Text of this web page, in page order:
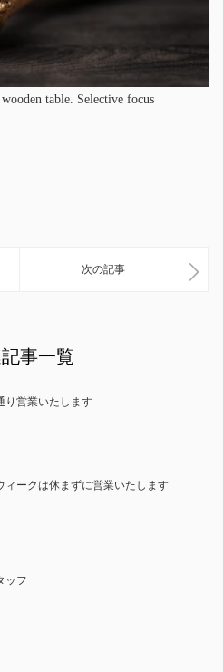
table. Selective focus
次の記事
事一覧
り営業いたします
ィークは休まずに営業いたします
ッフ